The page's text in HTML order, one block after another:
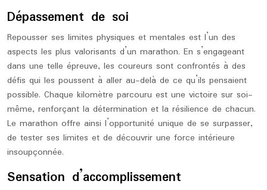
Dépassement de soi
Repousser ses limites physiques et mentales est l’un des
aspects les plus valorisants d’un marathon. En s’engageant
dans une telle épreuve, les coureurs sont confrontés à des
défis qui les poussent à aller au-delà de ce qu’ils pensaient
possible. Chaque kilomètre parcouru est une victoire sur soi-
même, renforçant la détermination et la résilience de chacun.
Le marathon offre ainsi l’opportunité unique de se surpasser,
de tester ses limites et de découvrir une force intérieure
insoupçonnée.
Sensation d’accomplissement